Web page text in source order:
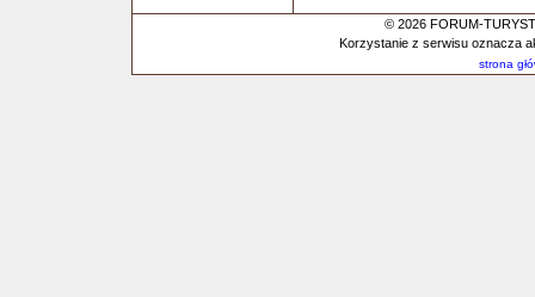
© 2026 FORUM-
Korzystanie z serwisu oznacza
strona